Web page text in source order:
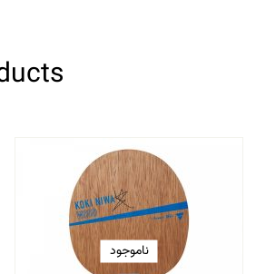
ناموجود